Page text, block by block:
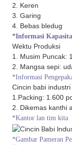
2. Keren
3. Garing
4. Bebas bledug
*Informasi
Wektu Produksi
1. Musim Puncak:
2. Mangsa sepi:
*Informasi
Cincin babi
1.Packing: 1.600
2. Dikemas kanthi
*Kantor lan tim kita
*Gambar Pameran